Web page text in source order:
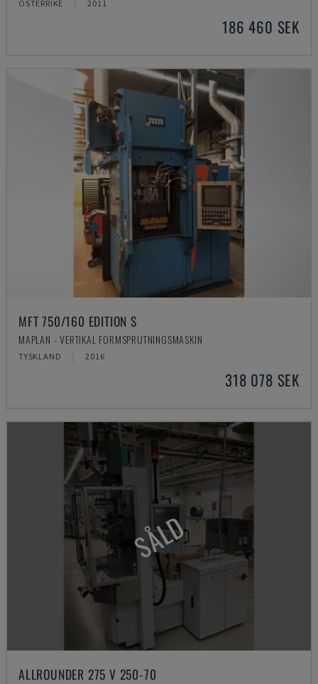
ÖSTERRIKE 2011
186 460 SEK
MFT 750/160 EDITION S
MAPLAN - VERTIKAL FORMSPRUTNINGSMASKIN
TYSKLAND 2016
318 078 SEK
SÅLD
ALLROUNDER 275 V 250-70